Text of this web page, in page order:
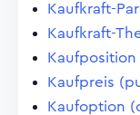
Kaufkraft-
Kaufkraft-
Kaufpreis
Kaufoption